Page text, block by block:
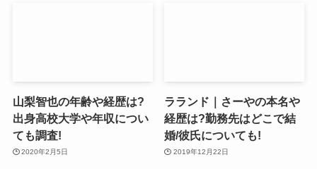
山梨智也の年齢や経歴は?
出身高校大学や年収につい
ても調査!
2020年2月5日
ラランド｜さーやの本名や
経歴は?勤務先はどこで結
婚/彼氏についても!
2019年12月22日